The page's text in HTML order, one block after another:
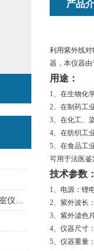
产品
利用紫外线
器，本仪器
用途：
1、在生物化
2、在制药工
3、在化工、
4、在纺织工
5、在食品工
可用于法医
技术参数
1、电源：锂
2、紫外波长
3、紫外滤色
4、仪器尺寸
5、仪器重量